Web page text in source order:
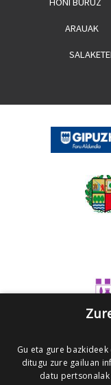
ARAUAK
Gu eta gure
ditugu zure gailuan
datu